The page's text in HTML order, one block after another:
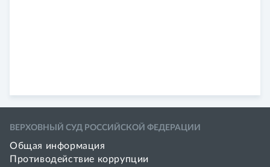
ВЕРХОВНЫЙ СУД РОССИЙСКОЙ ФЕДЕРАЦИИ
Общая информация
Противодействие коррупции